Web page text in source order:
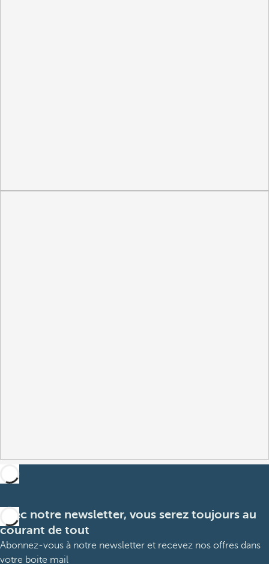
Avec notre newsletter, vous serez toujours au
courant de tout
Abonnez-vous à notre newsletter et recevez nos offres dans
votre boite mail